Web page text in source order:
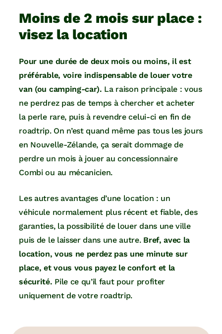
Moins de 2 mois sur place :
visez la location
Pour une durée de deux mois ou moins, il est
préférable, voire indispensable de louer votre
van (ou camping-car). La raison principale : vous
ne perdrez pas de temps à chercher et acheter
la perle rare, puis à revendre celui-ci en fin de
roadtrip. On n’est quand même pas tous les jours
en Nouvelle-Zélande, ça serait dommage de
perdre un mois à jouer au concessionnaire
Combi ou au mécanicien.
Les autres avantages d’une location : un
véhicule normalement plus récent et fiable, des
garanties, la possibilité de louer dans une ville
puis de le laisser dans une autre. Bref, avec la
location, vous ne perdez pas une minute sur
place, et vous vous payez le confort et la
sécurité. Pile ce qu’il faut pour profiter
uniquement de votre roadtrip.